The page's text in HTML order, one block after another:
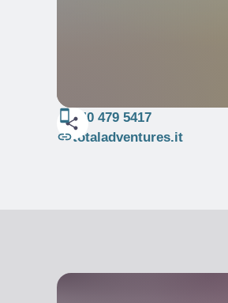
340 479 5417
totaladventures.it